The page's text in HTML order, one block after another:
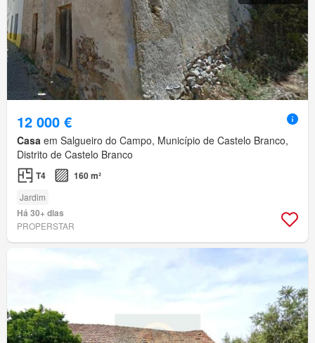
12 000 €
Casa em Salgueiro do Campo, Município de Castelo Branco,
Distrito de Castelo Branco
T4 160 m²
Jardim
Há 30+ dias
PROPERSTAR